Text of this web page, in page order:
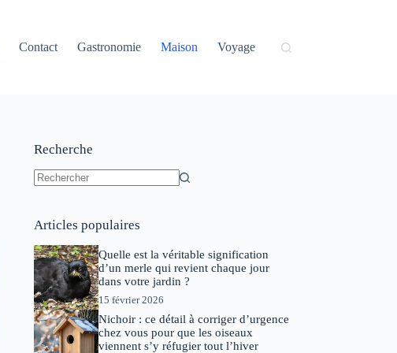
Contact Gastronomie Maison Voyage
Recherche
Articles populaires
Quelle est la véritable signification
d’un merle qui revient chaque jour
dans votre jardin ?
15 février 2026
Nichoir : ce détail à corriger d’urgence
chez vous pour que les oiseaux
viennent s’y réfugier tout l’hiver